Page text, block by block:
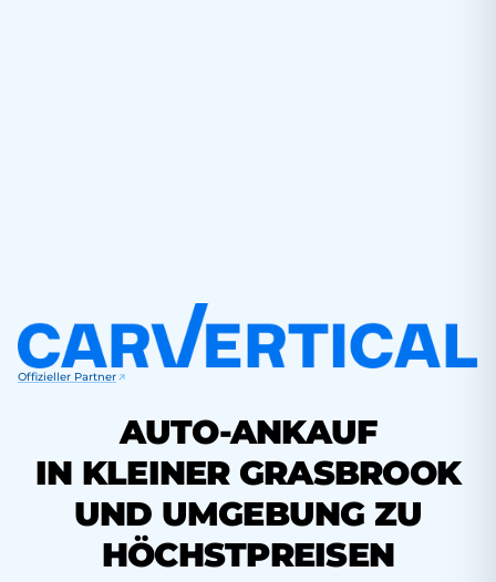
Offizieller Partner
AUTO-ANKAUF
IN KLEINER GRASBROOK
UND UMGEBUNG ZU
HÖCHSTPREISEN